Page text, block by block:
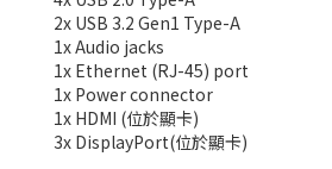
2x USB 3.2 Gen1 Type-A
1x Audio jacks
1x Ethernet (RJ-45) port
1x Power connector
1x HDMI (位於顯卡)
3x DisplayPort(位於顯卡)